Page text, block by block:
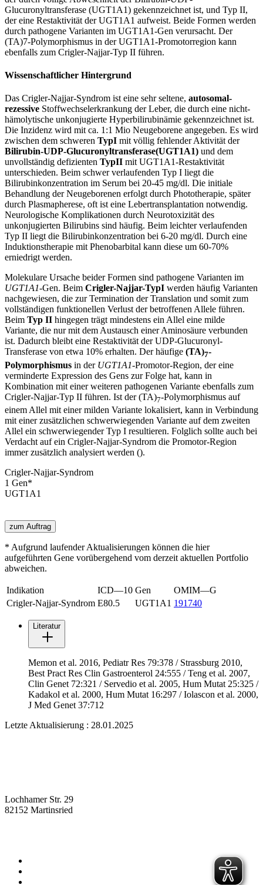
Glucuronyltransferase (UGT1A1) gekennzeichnet ist, und Typ II,
der eine Restaktivität der UGT1A1 aufweist. Beide Formen werden
durch pathogene Varianten im UGT1A1-Gen verursacht. Der
(TA)7-Polymorphismus in der UGT1A1-Promotorregion kann
ebenfalls zum Crigler-Najjar-Typ II führen.
Wissenschaftlicher Hintergrund
Das Crigler-Najjar-Syndrom ist eine sehr seltene, autosomal-
rezessive Stoffwechselerkrankung der Leber, die durch eine nicht-
hämolytische unkonjugierte Hyperbilirubinämie gekennzeichnet ist.
Die Inzidenz wird mit ca. 1:1 Mio Neugeborene angegeben. Es wird
zwischen dem schweren TypI mit völlig fehlender Aktivität der
Bilirubin-UDP-Glucuronyltransferase(UGT1A1) und dem
unvollständig defizienten TypII mit UGT1A1-Restaktivität
unterschieden. Beim schwer verlaufenden Typ I liegt die
Bilirubinkonzentration im Serum bei 20-45 mg/dl. Die initiale
Behandlung der Neugeborenen erfolgt durch Phototherapie, später
durch Plasmapherese, oft ist eine Lebertransplantation notwendig.
Neurologische Komplikationen durch Neurotoxizität des
unkonjugierten Bilirubins sind häufig. Beim leichter verlaufenden
Typ II liegt die Bilirubinkonzentration bei 6-20 mg/dl. Durch eine
Induktionstherapie mit Phenobarbital kann diese um 60-70%
erniedrigt werden.
Molekulare Ursache beider Formen sind pathogene Varianten im
UGT1A1-Gen. Beim Crigler-Najjar-TypI werden häufig Varianten
nachgewiesen, die zur Termination der Translation und somit zum
vollständigen funktionellen Verlust der betroffenen Allele führen.
Beim Typ II hingegen trägt mindestens ein Allel eine milde
Variante, die nur mit dem Austausch einer Aminosäure verbunden
ist. Dadurch bleibt eine Restaktivität der UDP-Glucuronyl-
Transferase von etwa 10% erhalten. Der häufige (TA)7-
Polymorphismus in der UGT1A1-Promotor-Region, der eine
verminderte Expression des Gens zur Folge hat, kann in
Kombination mit einer weiteren pathogenen Variante ebenfalls zum
Crigler-Najjar-Typ II führen. Ist der (TA)7-Polymorphismus auf
einem Allel mit einer milden Variante lokalisiert, kann in Verbindung
mit einer zusätzlichen schwerwiegenden Variante auf dem zweiten
Allel ein schwerwiegender Typ I resultieren. Folglich sollte auch bei
Verdacht auf ein Crigler-Najjar-Syndrom die Promotor-Region
immer zusätzlich analysiert werden ().
Crigler-Najjar-Syndrom
1 Gen*
UGT1A1
zum Auftrag
* Aufgrund laufender Aktualisierungen können die hier
aufgeführten Gene vorübergehend vom derzeit aktuellen Portfolio
abweichen.
Indikation ICD—10 Gen
OMIM—G
Crigler-Najjar-Syndrom E80.5 UGT1A1 191740
Literatur
Memon et al. 2016, Pediatr Res 79:378 / Strassburg 2010,
Best Pract Res Clin Gastroenterol 24:555 / Teng et al. 2007,
Clin Genet 72:321 / Servedio et al. 2005, Hum Mutat 25:325 /
Kadakol et al. 2000, Hum Mutat 16:297 / Iolascon et al. 2000,
J Med Genet 37:712
Letzte Aktualisierung : 28.01.2025
Lochhamer Str. 29
82152 Martinsried